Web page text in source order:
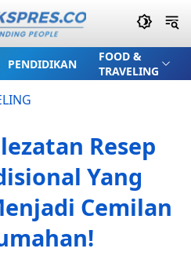
PENDIDIKAN
FOOD &
TRAVELING
Resep
Yang
Cemilan